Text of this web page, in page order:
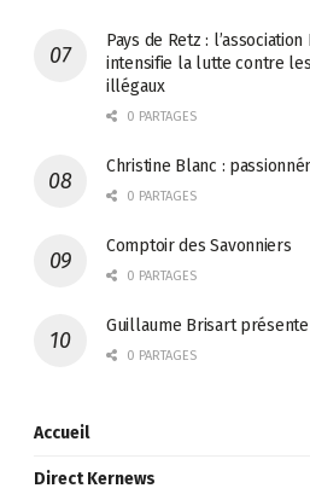
Pays de Retz :
intensifie la lutte contre
illégaux
0 PARTAGES
Christine Blanc :
0 PARTAGES
Comptoir des Savonniers
0 PARTAGES
Guillaume Brisart
0 PARTAGES
Accueil
Direct Kernews